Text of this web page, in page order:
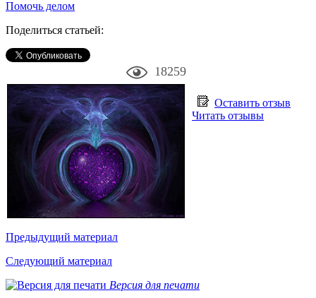
Помочь делом
Поделиться статьей:
18259
Оставить отзыв
Читать отзывы
Предыдущий материал
Следующий материал
Версия для печати